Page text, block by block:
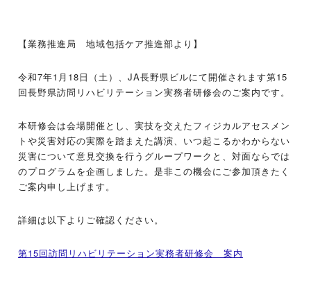
【業務推進局 地域包括ケア推進部より】
令和7年1月18日（土）、JA長野県ビルにて開催されます第15
回長野県訪問リハビリテーション実務者研修会のご案内です。
本研修会は会場開催とし、実技を交えたフィジカルアセスメン
トや災害対応の実際を踏まえた講演、いつ起こるかわからない
災害について意見交換を行うグループワークと、対面ならでは
のプログラムを企画しました。是非この機会にご参加頂きたく
ご案内申し上げます。
詳細は以下よりご確認ください。
第15回訪問リハビリテーション実務者研修会 案内